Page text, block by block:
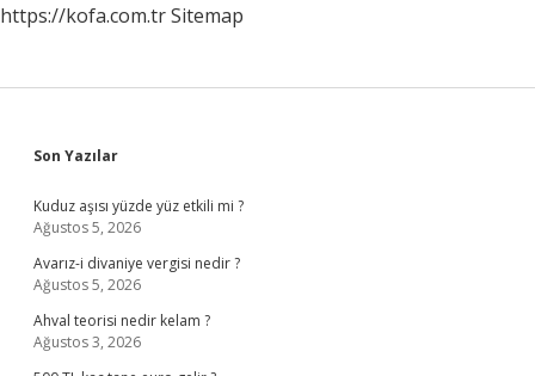
https://kofa.com.trSitemap
Sidebar
Son Yazılar
Kuduz aşısı yüzde yüz etkili mi ?
Ağustos 5, 2026
Avarız-i divaniye vergisi nedir ?
Ağustos 5, 2026
Ahval teorisi nedir kelam ?
Ağustos 3, 2026